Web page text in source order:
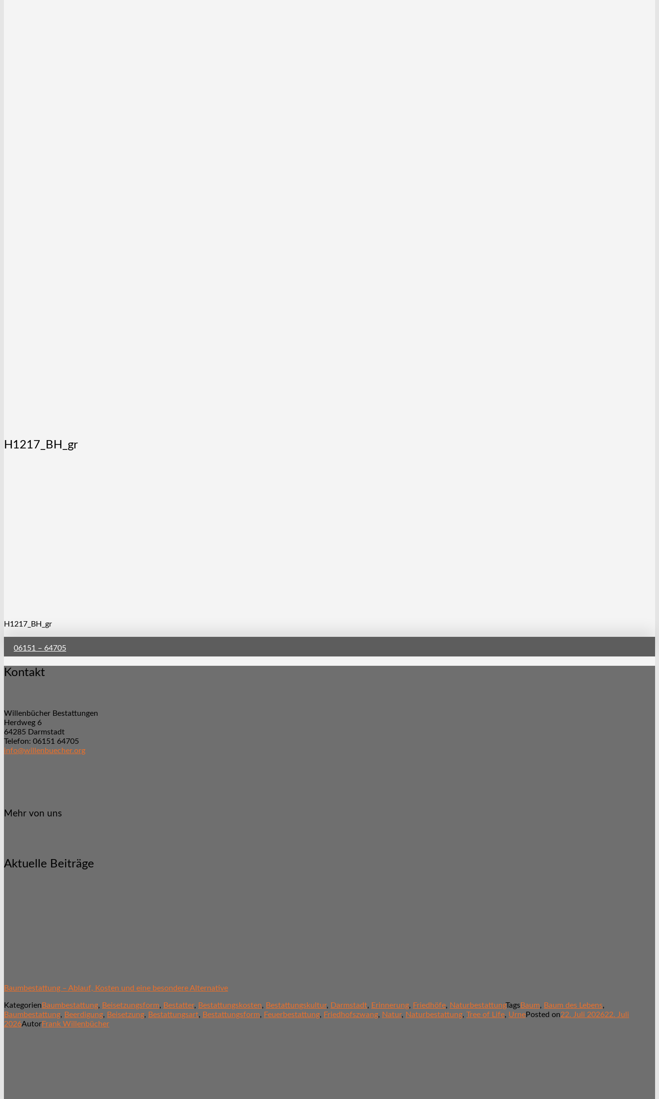
H1217_BH_gr
H1217_BH_gr
06151 – 64705
Kontakt
Willenbücher Bestattungen
Herdweg 6
64285 Darmstadt
Telefon: 06151 64705
info@willenbuecher.org
Mehr von uns
Aktuelle Beiträge
Baumbestattung – Ablauf, Kosten und eine besondere Alternative
Kategorien Baumbestattung, Beisetzungsform, Bestatter, Bestattungskosten, Bestattungskultur, Darmstadt, Erinnerung, Friedhöfe, NaturbestattungTagsBaum, Baum des Lebens,
Baumbestattung, Beerdigung, Beisetzung, Bestattungsart, Bestattungsform, Feuerbestattung, Friedhofszwang, Natur, Naturbestattung, Tree of Life, UrnePosted on22. Juli 202622. Juli
2026AutorFrank Willenbücher